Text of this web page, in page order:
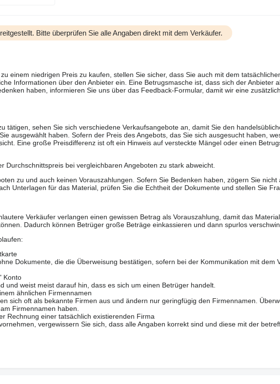
Bitte überprüfen Sie alle Angaben direkt mit dem Verkäufer.
einem niedrigen Preis zu kaufen, stellen Sie sicher, dass Sie auch mit dem
Informationen über den Anbieter ein. Eine Betrugsmasche ist, dass sich der Anbieter
haben, informieren Sie uns über das Feedback-Formular, damit wir eine
tätigen, sehen Sie sich verschiedene Verkaufsangebote an, damit Sie den
ausgewählt haben. Sofern der Preis des Angebots, das Sie sich ausgesucht haben,
Eine große Preisdifferenz ist oft ein Hinweis auf versteckte Mängel oder einen
Durchschnittspreis bei vergleichbaren Angeboten zu stark abweicht.
zu und auch keinen Vorauszahlungen. Sofern Sie Bedenken haben, zögern Sie nicht
Unterlagen für das Material, prüfen Sie die Echtheit der Dokumente und stellen Sie
Verkäufer verlangen einen gewissen Betrag als Vorauszahlung, damit das
Dadurch können Betrüger große Beträge einkassieren und dann spurlos
Dokumente, die die Überweisung bestätigen, sofern bei der Kommunikation mit dem
Konto
und weist meist darauf hin, dass es sich um einen Betrüger handelt.
ähnlichen Firmennamen
sich oft als bekannte Firmen aus und ändern nur geringfügig den Firmennamen.
Firmennamen haben.
Rechnung einer tatsächlich existierenden Firma
vergewissern Sie sich, dass alle Angaben korrekt sind und diese mit der